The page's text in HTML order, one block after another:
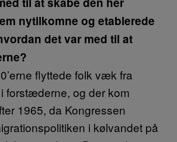
nytilkomne og etablerede
det var med til at
flyttede folk væk fra
forstæderne, og der kom
1965, da Kongressen
i kølvandet på